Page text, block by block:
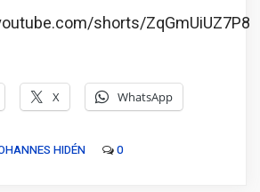
shorts/ZqGmUiUZ7P8
X WhatsApp
HIDÉN 0